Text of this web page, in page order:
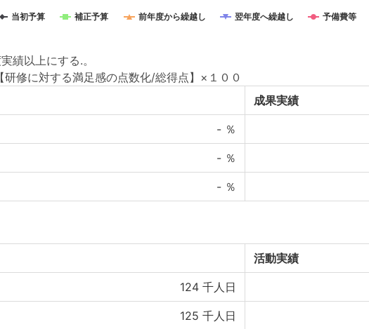
当初予算 補正予算 前年度から繰越し 翌年度へ繰越し 予備費等
績以上にする.。
修に対する満足感の点数化/総得点】×１００
成果実績
- ％
- ％
- ％
活動実績
124 千人日
125 千人日